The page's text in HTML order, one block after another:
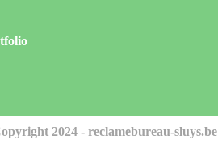
2024 - reclamebureau-sluys.be